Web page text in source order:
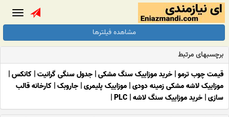
مشاهده فیلترها
برچسبهای مرتبط
قیمت چوب ترمو| خرید موزاییک سنگ مشکی| جدول سنگی گرانیت| کانکس|
موزاییک لاشه مشکی زمینه دودی| موزاییک پلیمری| جاروبک| کارخانه قالب
سازی| خرید موزاییک سنگ لاشه|
PLC
|